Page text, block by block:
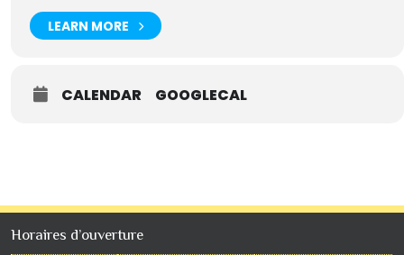
LEARN MORE
CALENDAR GOOGLECAL
Horaires d’ouverture